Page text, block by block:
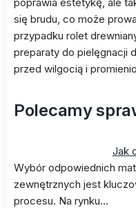
się brudu, co może
przypadku rolet
preparaty do pielęgnacji
przed wilgocią i
Polecamy
Jak
Wybór odpowiednich
zewnętrznych jest
procesu. Na rynku…